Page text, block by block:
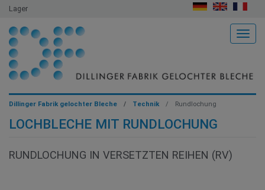
Lager
Dillinger Fabrik gelochter Bleche Technik Rundlochung
LOCHBLECHE MIT RUNDLOCHUNG
RUNDLOCHUNG IN VERSETZTEN REIHEN (RV)